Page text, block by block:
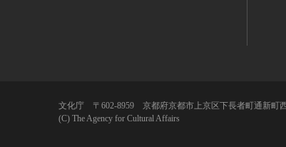
文化庁 〒602-8959 京都府京都市上京区下長者町通新町
(C) The Agency for Cultural Affairs